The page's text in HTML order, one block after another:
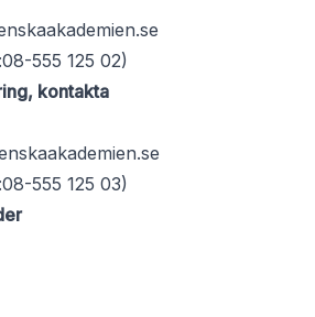
555 125 02)
kontakta
555 125 03)